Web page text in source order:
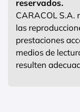
reservados.
CARACOL S.A.
las
prestaciones
medios de
resulten